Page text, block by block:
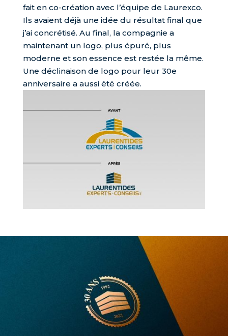
fait en co-création avec l’équipe de Laurexco.
Ils avaient déjà une idée du résultat final que
j’ai concrétisé. Au final, la compagnie a
maintenant un logo, plus épuré, plus
moderne et son essence est restée la même.
Une déclinaison de logo pour leur 30e
anniversaire a aussi été créée.